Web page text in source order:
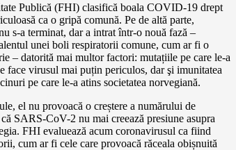
Publică (FHI) clasifică boala COVID-19 drept
ca o gripă comună. Pe de altă parte,
s-a terminat, dar a intrat într-o nouă fază –
unei boli respiratorii comune, cum ar fi o
– datorită mai multor factori: mutațiile pe care le-a
face virusul mai puțin periculos, dar şi imunitatea
pe care le-a atins societatea norvegiană.
el nu provoacă o creștere a numărului de
SARS-CoV-2 nu mai creează presiune asupra
FHI evaluează acum coronavirusul ca fiind
cum ar fi cele care provoacă răceala obișnuită